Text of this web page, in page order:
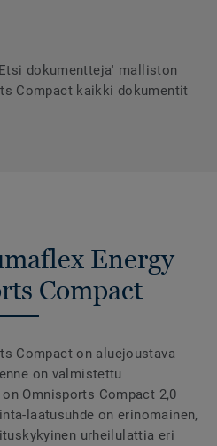
dokumentteja' malliston
Compact kaikki dokumentit
Energy
Compact
Compact on aluejoustava
on valmistettu
Omnisports Compact 2,0
laatusuhde on erinomainen,
urheilulattia eri